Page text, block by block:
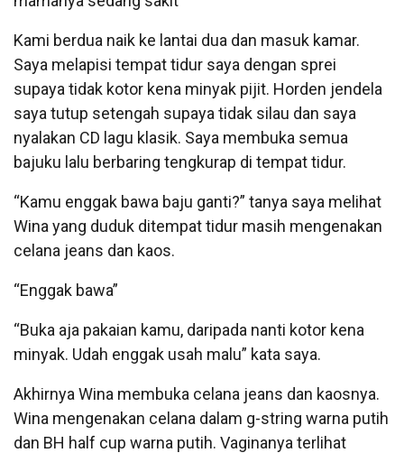
Kami berdua naik ke lantai dua dan masuk kamar.
Saya melapisi tempat tidur saya dengan sprei
supaya tidak kotor kena minyak pijit. Horden jendela
saya tutup setengah supaya tidak silau dan saya
nyalakan CD lagu klasik. Saya membuka semua
bajuku lalu berbaring tengkurap di tempat tidur.
“Kamu enggak bawa baju ganti?” tanya saya melihat
Wina yang duduk ditempat tidur masih mengenakan
celana jeans dan kaos.
“Enggak bawa”
“Buka aja pakaian kamu, daripada nanti kotor kena
minyak. Udah enggak usah malu” kata saya.
Akhirnya Wina membuka celana jeans dan kaosnya.
Wina mengenakan celana dalam g-string warna putih
dan BH half cup warna putih. Vaginanya terlihat